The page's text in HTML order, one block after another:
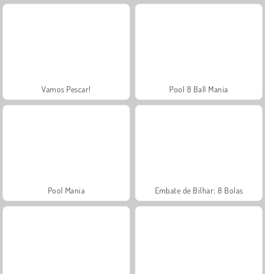
Vamos Pescar! Pool 8 Ball Mania
Pool Mania Embate de Bilhar: 8 Bolas